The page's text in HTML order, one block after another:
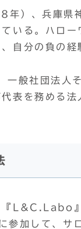
）、兵庫県
ている。ハロ
自分の負の
一般社団法人
表を務める
『L&C.Labo
加して、サ